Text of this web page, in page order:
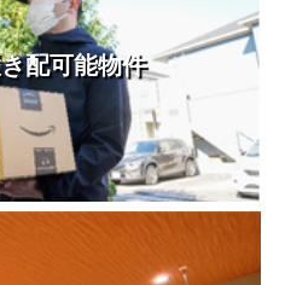
配可能物件